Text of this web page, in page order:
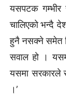
यसपटक गम्भीर
चालिएको भन्दै
हुनै नसक्ने समेत
सवाल हो ।
यसमा सरकारले
।’